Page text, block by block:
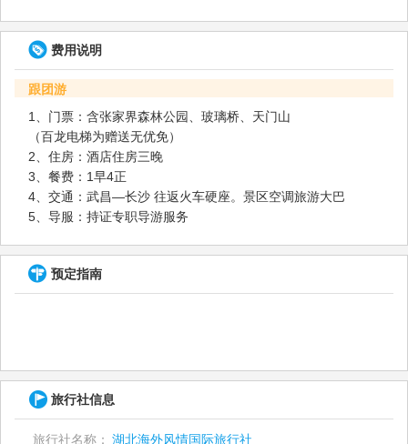
费用说明
跟团游
1、门票：含张家界森林公园、玻璃桥、天门山
（百龙电梯为赠送无优免）
2、住房：酒店住房三晚
3、餐费：1早4正
4、交通：武昌—长沙 往返火车硬座。景区空调旅游大巴
5、导服：持证专职导游服务
预定指南
旅行社信息
旅行社名称： 湖北海外风情国际旅行社